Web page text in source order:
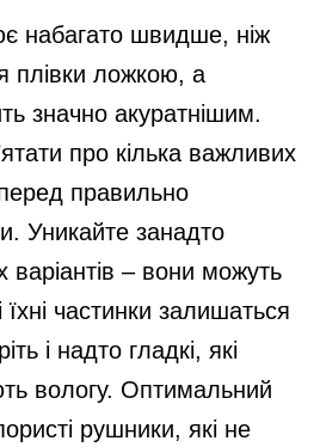
набагато швидше, ніж
плівки ложкою, а
значно акуратнішим.
про кілька важливих
правильно
Уникайте занадто
варіантів – вони можуть
їхні частинки залишаться
і надто гладкі, які
вологу. Оптимальний
рушники, які не